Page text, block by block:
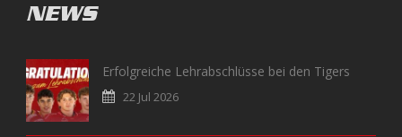
NEWS
Erfolgreiche Lehrabschlüsse bei den Tigers
22 Jul 2026